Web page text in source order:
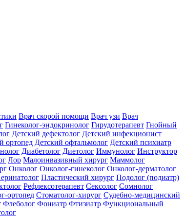
Врач скорой помощи Врач узи Врач
Гинеколог-эндокринолог Гирудотерапевт Гнойный
Детский дефектолог Детский инфекционист
ортопед Детский офтальмолог Детский психиатр
Диабетолог Диетолог Иммунолог Инструктор
Лор Малоинвазивный хирург Маммолог
Онколог Онколог-гинеколог Онколог-дерматолог
Пластический хирург Подолог (подиатр)
Рефлексотерапевт Сексолог Сомнолог
ортопед Стоматолог-хирург Судебно-медицинский
Флеболог Фониатр Фтизиатр Функциональный